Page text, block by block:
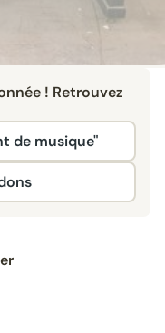
! Retrouvez
de musique"